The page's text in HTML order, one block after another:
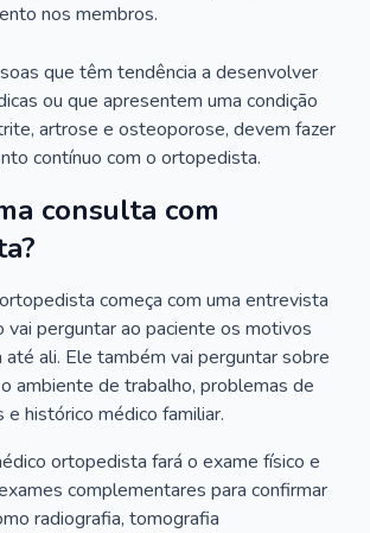
nos membros.
que têm tendência a desenvolver
ou que apresentem uma condição
artrose e osteoporose, devem fazer
contínuo com o ortopedista.
consulta com
começa com uma entrevista
vai perguntar ao paciente os motivos
ali. Ele também vai perguntar sobre
ambiente de trabalho, problemas de
e histórico médico familiar.
ortopedista fará o exame físico e
complementares para confirmar
radiografia, tomografia